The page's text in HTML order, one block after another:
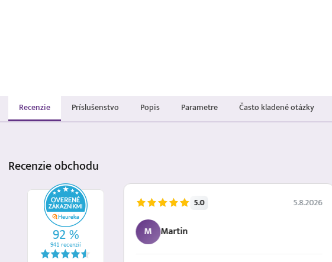
Recenzie Príslušenstvo Popis Parametre Často kladené otázky
Recenzieobchodu
5.8.2026 5.0 5.8.2026
M Martin